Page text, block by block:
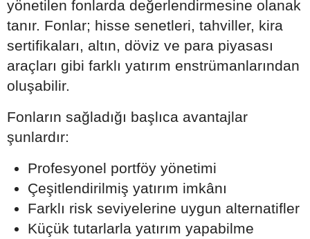
yönetilen fonlarda değerlendirmesine olanak
tanır. Fonlar; hisse senetleri, tahviller, kira
sertifikaları, altın, döviz ve para piyasası
araçları gibi farklı yatırım enstrümanlarından
oluşabilir.
Fonların sağladığı başlıca avantajlar
şunlardır:
Profesyonel portföy yönetimi
Çeşitlendirilmiş yatırım imkânı
Farklı risk seviyelerine uygun alternatifler
Küçük tutarlarla yatırım yapabilme